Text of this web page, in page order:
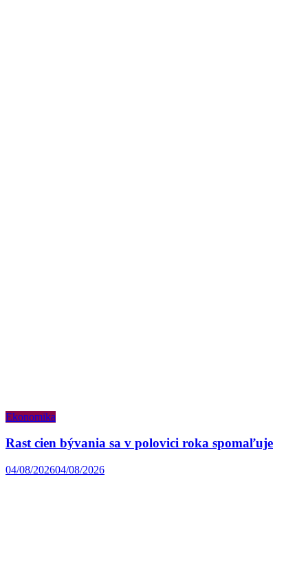
Ekonomika
Rast cien bývania sa v polovici roka spomaľuje
04/08/202604/08/2026